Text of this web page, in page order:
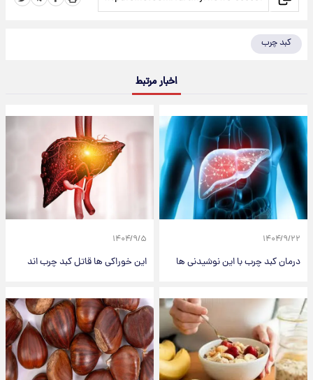
کبد چرب
اخبار مرتبط
۱۴۰۴/۹/۲۲
درمان کبد چرب با این نوشیدنی ها
۱۴۰۴/۹/۵
این خوراکی ها قاتل کبد چرب اند